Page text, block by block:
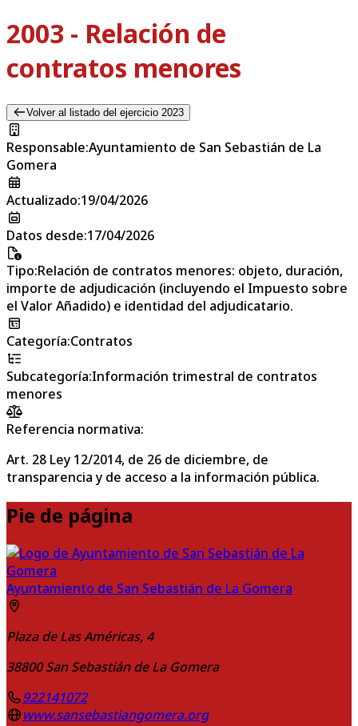
2003 - Relación de
contratos menores
Volver al listado del ejercicio 2023
Responsable:Ayuntamiento de San Sebastián de La
Gomera
Actualizado:19/04/2026
Datos desde:17/04/2026
Tipo:Relación de contratos menores: objeto, duración,
importe de adjudicación (incluyendo el Impuesto sobre
el Valor Añadido) e identidad del adjudicatario.
Categoría:Contratos
Subcategoría:Información trimestral de contratos
menores
Referencia normativa:
Art. 28 Ley 12/2014, de 26 de diciembre, de
transparencia y de acceso a la información pública.
Pie de página
Ayuntamiento de San Sebastián de La Gomera
Plaza de Las Américas, 4
38800 San Sebastián de La Gomera
922141072
www.sansebastiangomera.org